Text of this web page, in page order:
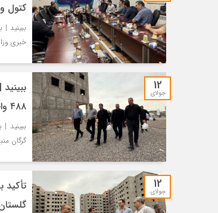
کتول
خبری
12
جولای
۴۸۸ واحدی آرامش گرگان
گرگان منبع: 1- پایگاه خبری وزارت راه و شهرسازی –
12
جولای